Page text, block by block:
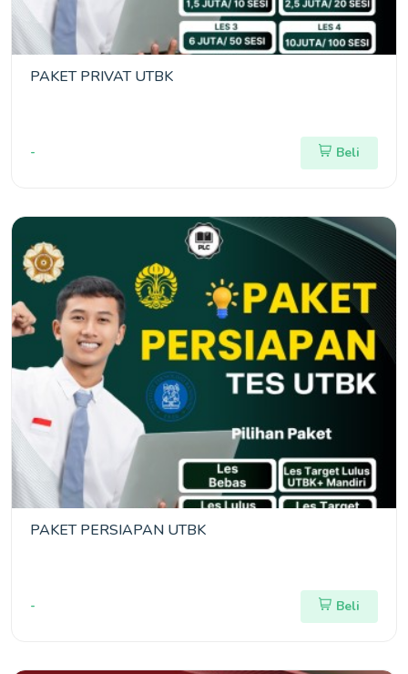
PAKET PRIVAT UTBK
- Beli
PAKET PERSIAPAN UTBK
- Beli